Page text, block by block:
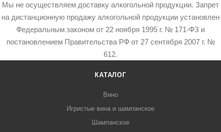
Мы не осуществляем доставку алкогольной продукции. Запрет
на дистанционную продажу алкогольной продукции установлен
Федеральным законом от 22 ноября 1995 г. № 171-ФЗ и
постановлением Правительства РФ от 27 сентября 2007 г. №
612.
КАТАЛОГ
Вино
Игристые вина и шампанское
Шампанское